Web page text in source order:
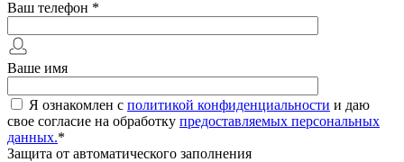
Ваш телефон *
Ваше имя
Я ознакомлен с политикой конфиденциальности и даю
свое согласие на обработку предоставляемых персональных
данных.*
Защита от автоматического заполнения